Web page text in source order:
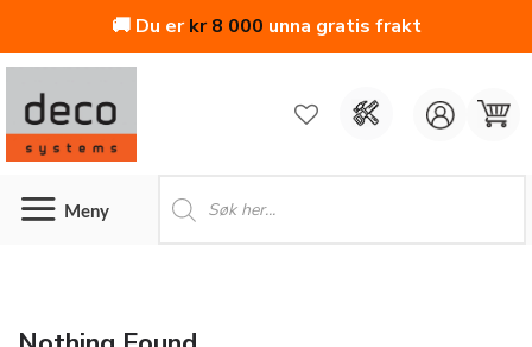
🚚 Du erkr8 000 unna gratis frakt
Skip
content
search